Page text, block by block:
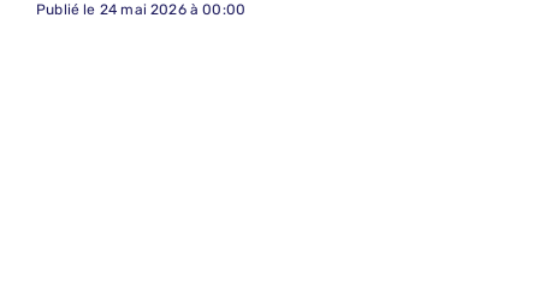
Publié le 24 mai 2026 à 00:00